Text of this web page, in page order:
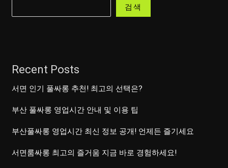
곡
장
한
래
방
티!
검색
Recent Posts
서면 인기 풀싸롱 추천! 최고의 선택은?
부산 풀싸롱 영업시간 안내 및 이용 팁
부산풀싸롱 영업시간 최신 정보 공개! 언제든 즐기세요
서면룸싸롱 최고의 즐거움 지금 바로 경험하세요!